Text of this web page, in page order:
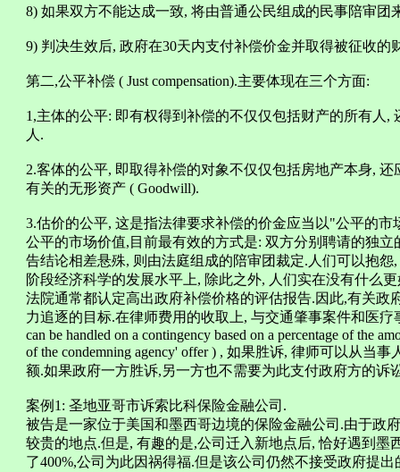
8) 如果双方不能达成一致, 将由普通公民组成的民事陪审团
9) 判决生效后, 政府在30天内支付补偿价金并取得被征收的
第二,公平补偿 ( Just compensation).主要体现在三个方面:
1,主体的公平: 即有权得到补偿的不仅仅包括财产的所有人
人.
2.客体的公平, 即取得补偿的对象不仅仅包括房地产本身,
有关的无形资产 ( Goodwill).
3.估价的公平, 这是指法律要求补偿的价金应当以"公平的市
公平的市场价值,目前最有效的方式是: 双方分别聘请的独
告结论相差悬殊, 则由法庭组成的陪审团裁定.人们可以抱
阶段经济科学的发展水平上, 除此之外, 人们实在没有什么
法院通常都认定高出政府补偿价格的评估报告.因此,有关政
力追逐的目标.在律师费用的收取上, 与交通肇事案件和医
can be handled on a contingency based on a percentage of the
of the condemning agency' offer ) , 如果胜诉, 律师可以从当
额.如果政府一方胜诉,另一方也不需要为此支付政府方的诉
案例1: 圣地亚哥市诉索比科保险金融公司.
被告是一家位于美国和墨西哥边境的保险金融公司.由于政
较贵的地点.但是, 有趣的是,公司迁入新地点后, 恰好遇到墨
了400%,公司为此因祸得福.但是该公司仍然不接受政府提